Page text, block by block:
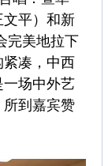
平）和新
完美地拉下
凑，中西
场中外艺
到嘉宾赞